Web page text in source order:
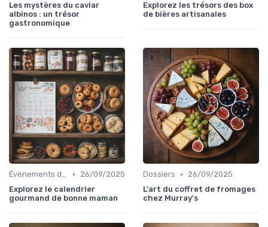
Les mystères du caviar
albinos : un trésor
gastronomique
Explorez les trésors des box
de bières artisanales
Évènements dans la food •
26/09/2025
Explorez le calendrier
gourmand de bonne maman
Dossiers •
26/09/2025
L'art du coffret de fromages
chez Murray's